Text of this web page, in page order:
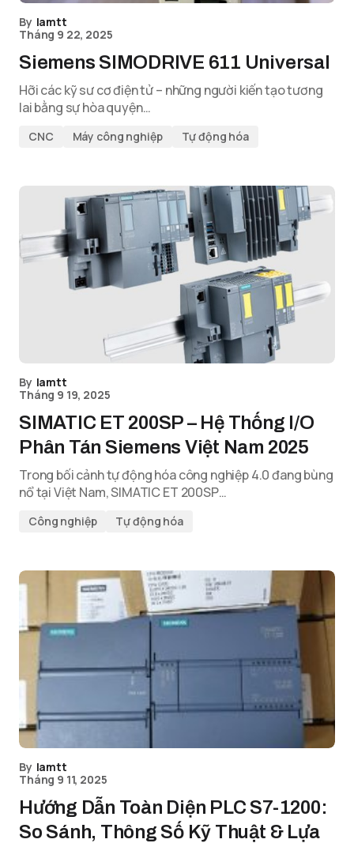
By lamtt
Tháng 9 22, 2025
Siemens SIMODRIVE 611 Universal
Hỡi các kỹ sư cơ điện tử – những người kiến tạo tương
lai bằng sự hòa quyện…
CNC Máy công nghiệp Tự động hóa
By lamtt
Tháng 9 19, 2025
SIMATIC ET 200SP – Hệ Thống I/O
Phân Tán Siemens Việt Nam 2025
Trong bối cảnh tự động hóa công nghiệp 4.0 đang bùng
nổ tại Việt Nam, SIMATIC ET 200SP…
Công nghiệp Tự động hóa
By lamtt
Tháng 9 11, 2025
Hướng Dẫn Toàn Diện PLC S7-1200:
So Sánh, Thông Số Kỹ Thuật & Lựa